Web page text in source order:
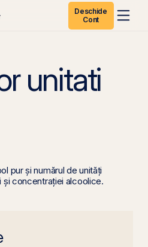
Deschide
Cont
unitati
pur și numărul de unități
și concentrației alcoolice.